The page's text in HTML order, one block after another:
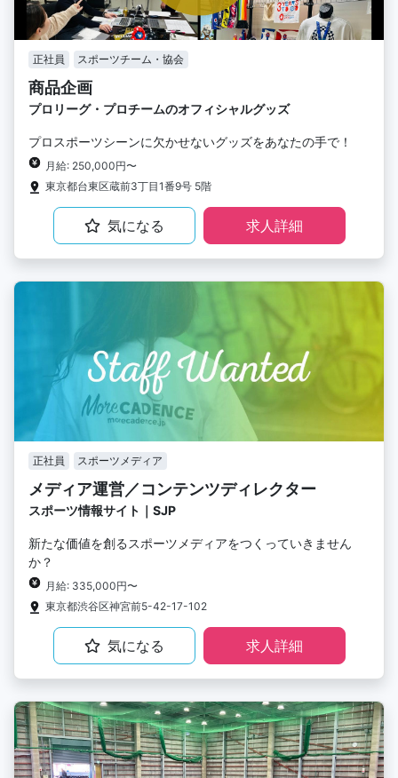
正社員 スポーツチーム・協会
商品企画
プロリーグ・プロチームのオフィシャルグッズ
プロスポーツシーンに欠かせないグッズをあなたの手で！
月給: 250,000円〜
東京都台東区蔵前3丁目1番9号 5階
気になる 求人詳細
正社員 スポーツメディア
メディア運営／コンテンツディレクター
スポーツ情報サイト｜SJP
新たな価値を創るスポーツメディアをつくっていきません
か？
月給: 335,000円〜
東京都渋谷区神宮前5-42-17-102
気になる 求人詳細